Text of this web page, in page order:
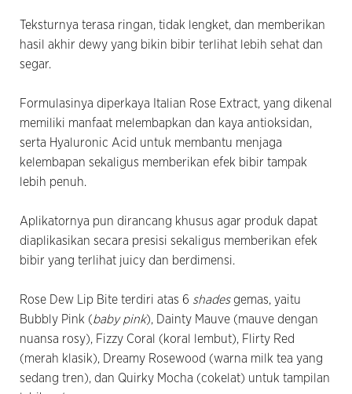
Teksturnya terasa ringan, tidak lengket, dan memberikan
hasil akhir dewy yang bikin bibir terlihat lebih sehat dan
segar.
Formulasinya diperkaya Italian Rose Extract, yang dikenal
memiliki manfaat melembapkan dan kaya antioksidan,
serta Hyaluronic Acid untuk membantu menjaga
kelembapan sekaligus memberikan efek bibir tampak
lebih penuh.
Aplikatornya pun dirancang khusus agar produk dapat
diaplikasikan secara presisi sekaligus memberikan efek
bibir yang terlihat juicy dan berdimensi.
Rose Dew Lip Bite terdiri atas 6 shadesgemas, yaitu
Bubbly Pink (baby pink), Dainty Mauve (mauve dengan
nuansa rosy), Fizzy Coral (koral lembut), Flirty Red
(merah klasik), Dreamy Rosewood (warna milk tea yang
sedang tren), dan Quirky Mocha (cokelat) untuk tampilan